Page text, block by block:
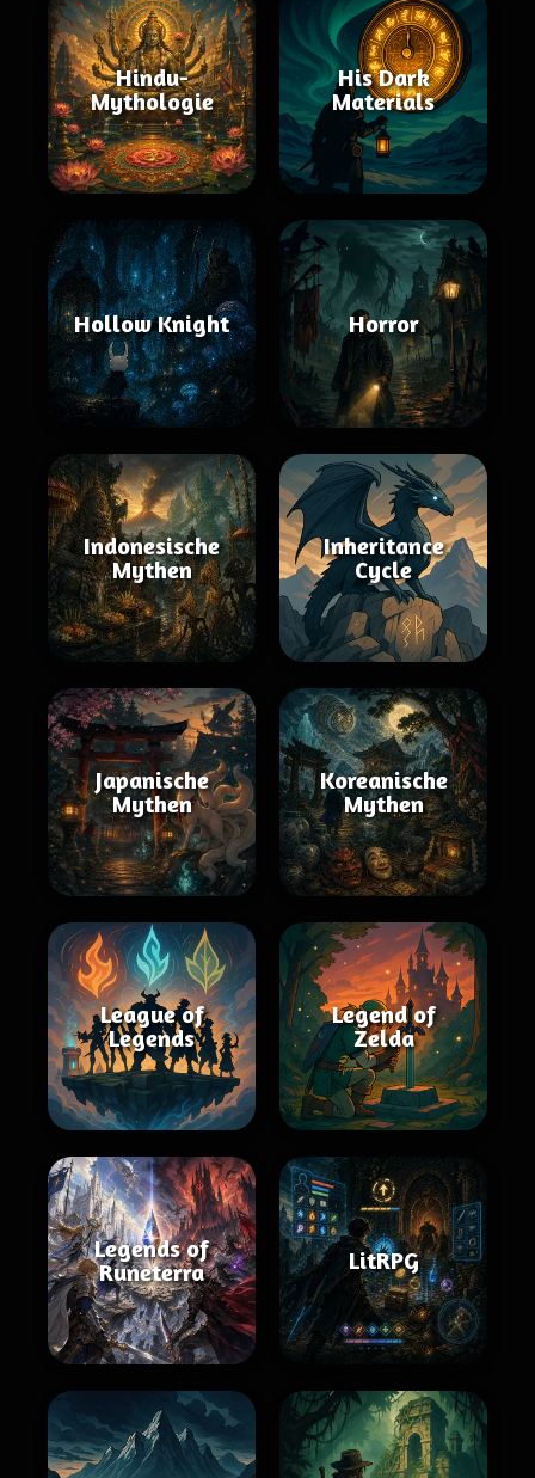
Hindu-
Mythologie
His Dark
Materials
Hollow Knight Horror
Indonesische
Mythen
Inheritance
Cycle
Japanische
Mythen
Koreanische
Mythen
League of
Legends
Legend of
Zelda
Legends of
Runeterra
LitRPG